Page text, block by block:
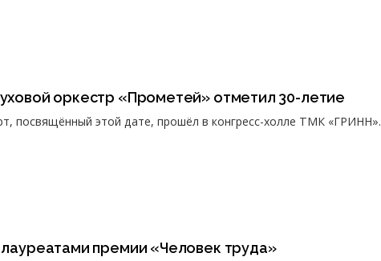
оркестр «Прометей» отметил 30-летие
посвящённый этой дате, прошёл в конгресс-холле ТМК «ГРИНН».
премии «Человек труда»